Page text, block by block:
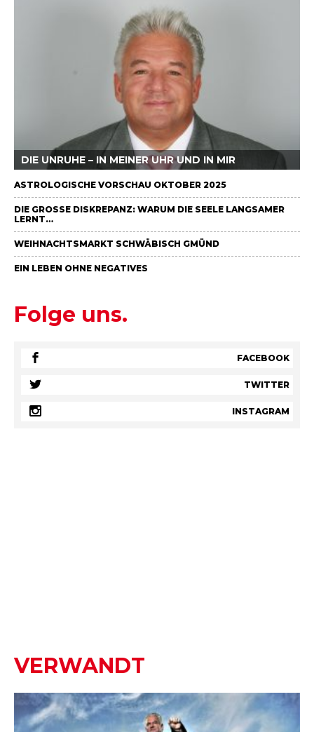
DIE UNRUHE – IN MEINER UHR UND IN MIR
ASTROLOGISCHE VORSCHAU OKTOBER 2025
DIE GROSSE DISKREPANZ: WARUM DIE SEELE LANGSAMER L
ERNT…
WEIHNACHTSMARKT SCHWÄBISCH GMÜND
EIN LEBEN OHNE NEGATIVES
Folge uns.
FACEBOOK
TWITTER
INSTAGRAM
VERWANDT